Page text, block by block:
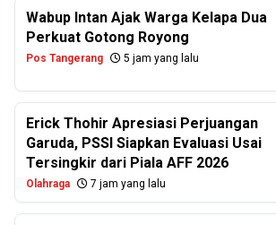
Wabup Intan Ajak Warga Kelapa Dua
Perkuat Gotong Royong
Pos Tangerang 5 jam yang lalu
Erick Thohir Apresiasi Perjuangan
Garuda, PSSI Siapkan Evaluasi Usai
Tersingkir dari Piala AFF 2026
Olahraga 7 jam yang lalu